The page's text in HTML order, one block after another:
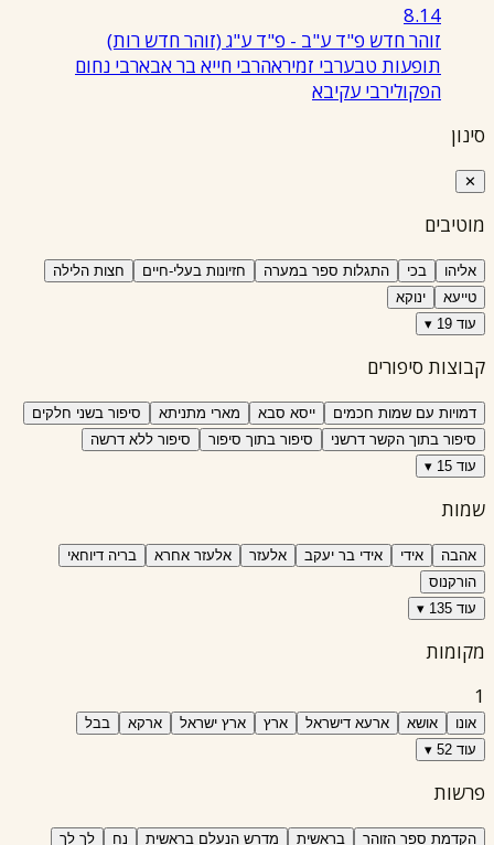
8.14
זוהר חדש פ"ד ע"ב - פ"ד ע"ג(זוהר חדש רות)
תופעות טבערבי זמיראהרבי חייא בר אבארבי נחום
הפקולירבי עקיבא
סינון
✕
מוטיבים
אליהו בכי התגלות ספר במערה חזיונות בעלי-חיים
חצות הלילה
טייעא
ינוקא
עוד 19 ▾
קבוצות סיפורים
דמויות עם שמות חכמים ייסא סבא מארי מתניתא
סיפור בשני חלקים
סיפור בתוך הקשר דרשני
סיפור בתוך סיפור
סיפור ללא דרשה
עוד 15 ▾
שמות
אהבה אידי אידי בר יעקב אלעזר אלעזר אחרא
בריה דיוחאי
הורקנוס
עוד 135 ▾
מקומות
1
אונו אושא ארעא דישראל ארץ ארץ ישראל ארקא
בבל
עוד 52 ▾
פרשות
הקדמת ספר הזוהר בראשית מדרש הנעלם בראשית נח לך לך